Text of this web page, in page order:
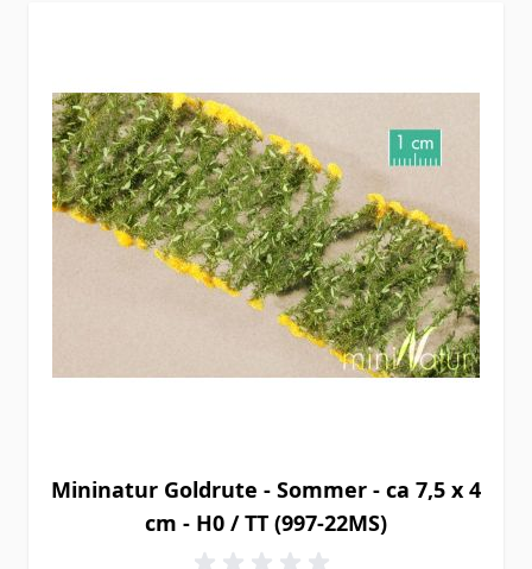
Mininatur Goldrute - Sommer - ca 7,5 x 4
cm - H0 / TT (997-22MS)